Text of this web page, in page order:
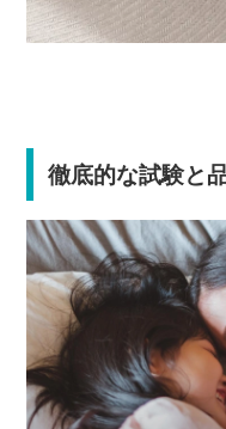
徹底的な試験と